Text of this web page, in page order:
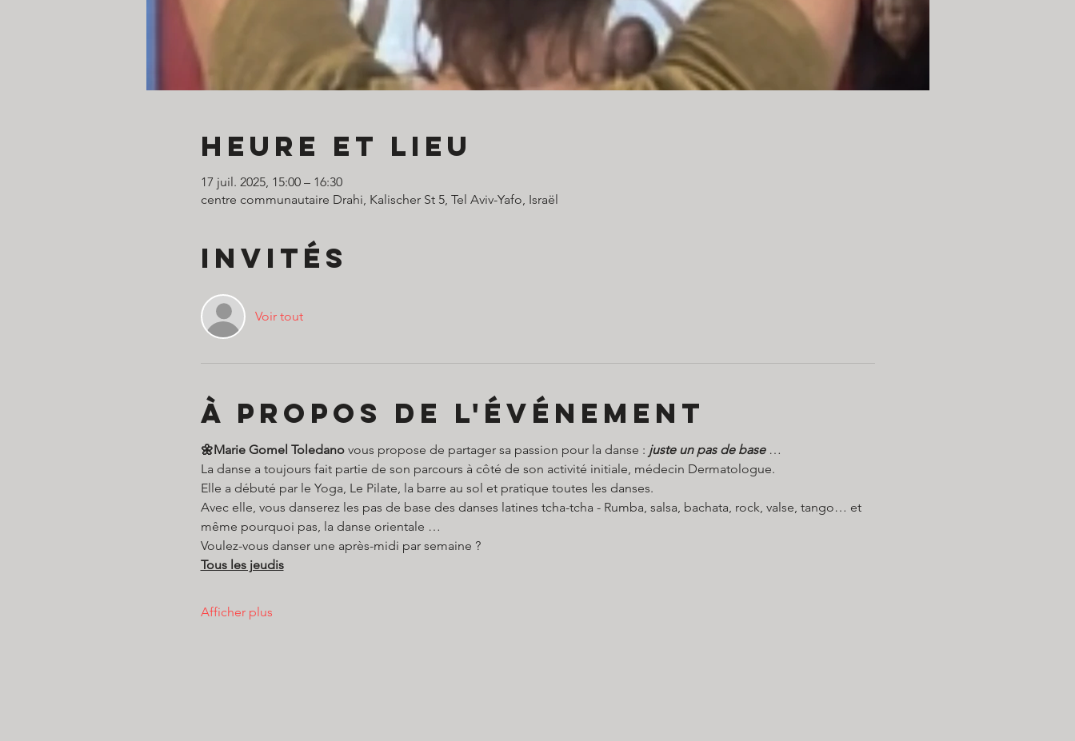
Heure et lieu
17 juil. 2025, 15:00 – 16:30
centre communautaire Drahi, Kalischer St 5, Tel Aviv-Yafo, Israël
Invités
Voir tout
À propos de l'événement
🌼Marie Gomel Toledano vous propose de partager sa passion pour la danse : juste un pas de base …
La danse a toujours fait partie de son parcours à côté de son activité initiale, médecin Dermatologue.
Elle a débuté par le Yoga, Le Pilate, la barre au sol et pratique toutes les danses.
Avec elle, vous danserez les pas de base des danses latines tcha-tcha - Rumba, salsa, bachata, rock, valse, tango… et
même pourquoi pas, la danse orientale …
Voulez-vous danser une après-midi par semaine ?
Tous les jeudis
Afficher plus